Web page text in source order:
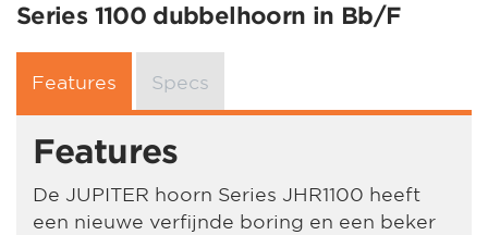
Series 1100 dubbelhoorn in Bb/F
Features Specs
Features
De JUPITER hoorn Series JHR1100 heeft
een nieuwe verfijnde boring en een beker